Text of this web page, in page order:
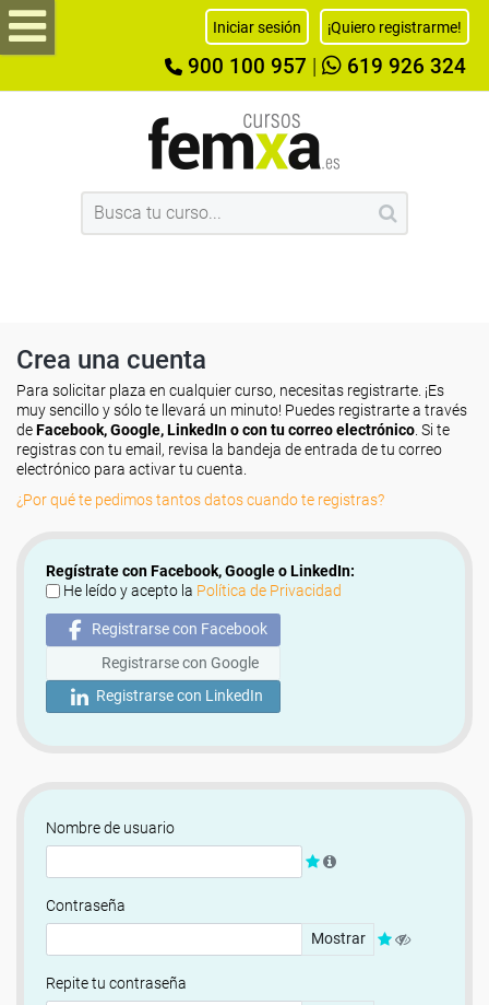
Iniciar sesión ¡Quiero registrarme!
900 100 957 619 926 324
Crea una cuenta
Para solicitar plaza en cualquier curso, necesitas registrarte. ¡Es
muy sencillo y sólo te llevará un minuto! Puedes registrarte a través
deFacebook, Google, LinkedIn o con tu correo electrónico . Si te
registras con tu email, revisa la bandeja de entrada de tu correo
electrónico para activar tu cuenta.
¿Por qué te pedimos tantos datos cuando te registras?
Regístrate con Facebook, Google o LinkedIn:
He leído y acepto la Política de Privacidad
Registrarse con Facebook
Registrarse con Google
Registrarse con LinkedIn
Nombre de usuario
Contraseña
Mostrar
Repite tu contraseña